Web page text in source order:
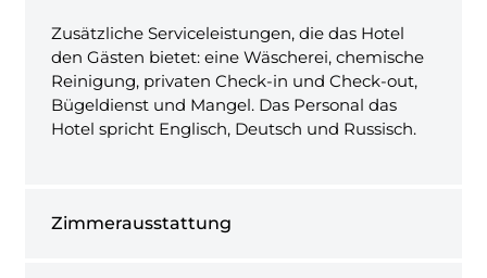
Zusätzliche Serviceleistungen, die das Hotel
den Gästen bietet: eine Wäscherei, chemische
Reinigung, privaten Check-in und Check-out,
Bügeldienst und Mangel. Das Personal das
Hotel spricht Englisch, Deutsch und Russisch.
Zimmerausstattung